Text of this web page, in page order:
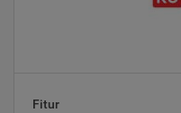
Fitur